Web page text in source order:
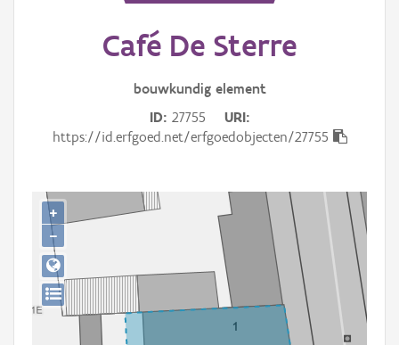
Gebeurtenis
Persoon of collectief
Downloads
Hergebruik
Café De Sterre
bouwkundig element
ID 27755
URI
https://id.erfgoed.net/erfgoedobjecten/27755
+
−